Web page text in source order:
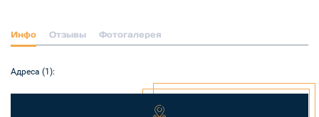
Инфо Отзывы Фотогалерея
Адреса (1):